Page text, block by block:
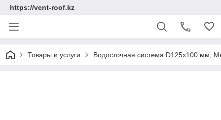
https://vent-roof.kz
Товары и услуги Водосточная система D125х100 мм,